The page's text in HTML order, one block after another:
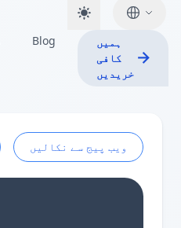
Blog
ہمیں
کافی
خریدیں
ویب پیج سے نکالیں